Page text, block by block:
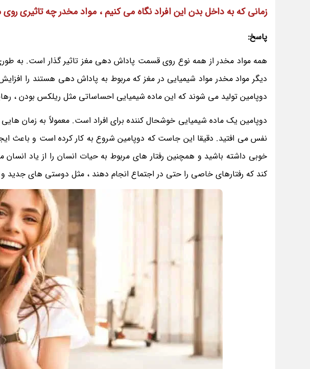
زمانی که به داخل بدن این افراد نگاه می کنیم ، مواد مخدر چه تاثیری
پاسخ:
همه مواد مخدر از همه نوع روی قسمت پاداش دهی مغز تاثیر گذار است. به
دیگر مواد مخدر مواد شیمیایی در مغز که مربوط به پاداش دهی هستند را
دوپامین تولید می شوند که این ماده شیمیایی احساساتی مثل ریلکس بودن ،
دوپامین یک ماده شیمیایی خوشحال کننده برای افراد است. معمولاً به زمان
نفس می افتید. دقیقا این جاست که دوپامین شروع به کار کرده است و
خوبی داشته باشید و همچنین رفتار های مربوط به حیات انسان را از یاد
کند که رفتارهای خاصی را حتی در اجتماع انجام دهند ، مثل دوستی های جدید